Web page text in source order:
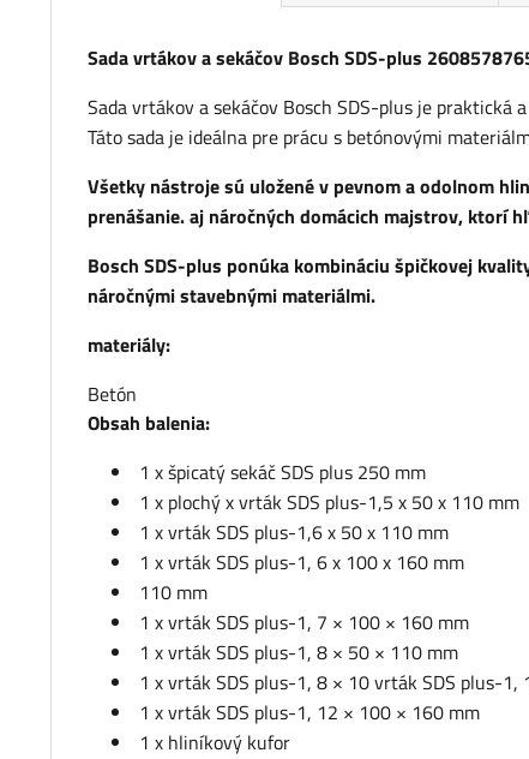
Sada vrtákov a sekáčov Bosch SDS-plus
Sada vrtákov a sekáčov Bosch SDS-plus je praktická
Táto sada je ideálna pre prácu s betónovými
Všetky nástroje sú uložené v pevnom a odolnom
prenášanie. aj náročných domácich majstrov, ktorí
Bosch SDS-plus ponúka kombináciu špičkovej
náročnými stavebnými materiálmi.
materiály:
Betón
Obsah balenia:
1 x špicatý sekáč SDS plus 250 mm
1 x plochý x vrták SDS plus-1,5 x 50 x 110 mm
1 x vrták SDS plus-1,6 x 50 x 110 mm
1 x vrták SDS plus-1, 6 x 100 x 160 mm
110 mm
1 x vrták SDS plus-1, 7 × 100 × 160 mm
1 x vrták SDS plus-1, 8 × 50 × 110 mm
1 x vrták SDS plus-1, 8 × 10 vrták SDS plus-
1 x vrták SDS plus-1, 12 × 100 × 160 mm
1 x hliníkový kufor